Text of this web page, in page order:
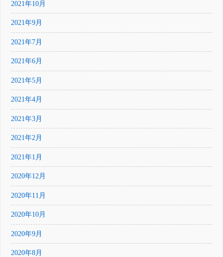
2021年10月
2021年9月
2021年7月
2021年6月
2021年5月
2021年4月
2021年3月
2021年2月
2021年1月
2020年12月
2020年11月
2020年10月
2020年9月
2020年8月